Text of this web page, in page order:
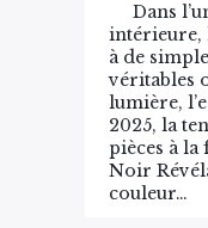
Dans
intérieure,
à de
véritables
lumière,
2025, la
pièces à la
Noir
couleur…